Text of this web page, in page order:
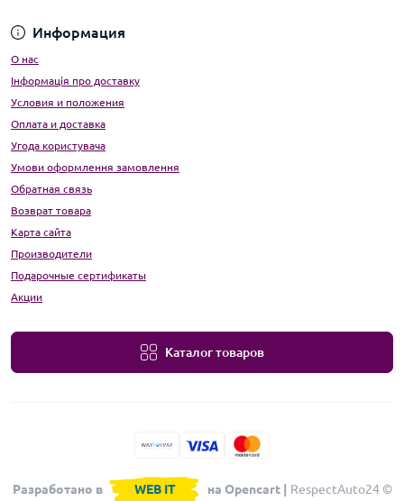
Информация
О нас
Інформація про доставку
Условия и положения
Оплата и доставка
Угода користувача
Умови оформлення замовлення
Обратная связь
Возврат товара
Карта сайта
Производители
Подарочные сертификаты
Акции
Каталог товаров
Разработано в WEB IT на Opencart | RespectAuto24 ©